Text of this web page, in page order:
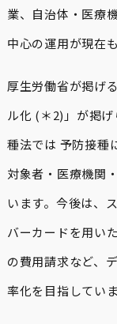
業、自治体・医療
中心の運用が現在
厚生労働省が掲げ
ル化 (＊2)」が掲
種法では 予防接種
対象者・医療機関
います。今後は、
バーカードを用い
の費用請求など、
率化を目指していま